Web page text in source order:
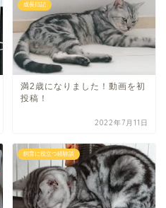
成長日記
満2歳になりました！動画を初
投稿！
2022年7月11日
飼育に役立つ経験談